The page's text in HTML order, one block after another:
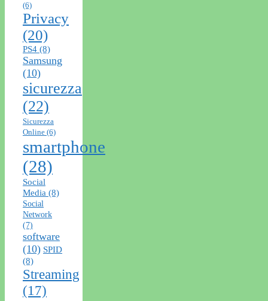
(6)
Privacy
(20)
PS4 (8)
Samsung
(10)
sicurezza
(22)
Sicurezza
Online (6)
smartphone
(28)
Social
Media (8)
Social
Network
(7)
software
(10) SPID
(8)
Streaming
(17)